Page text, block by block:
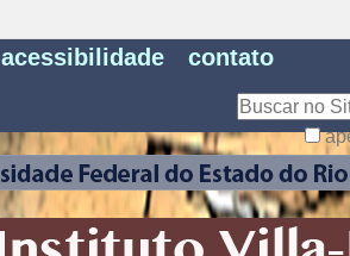
acessibilidade contato